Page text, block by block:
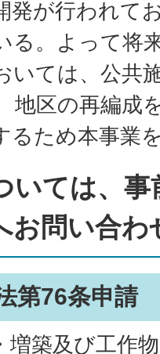
発が行われて
る。よって将
いては、公共
地区の再編成
るため本事業
いては、事
お問い合わ
第76条申請
増築及び工作